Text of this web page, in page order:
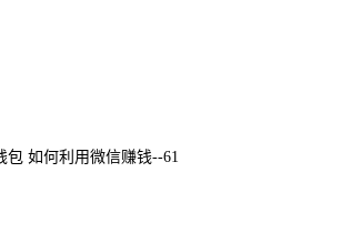
如何利用微信赚钱--61